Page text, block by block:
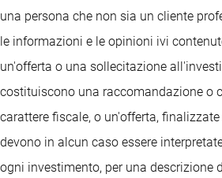
una persona che non sia un cliente
le informazioni e le opinioni ivi
un'offerta o una sollecitazione
costituiscono una raccomandazione o
carattere fiscale, o un'offerta,
devono in alcun caso essere
ogni investimento, per una descrizione